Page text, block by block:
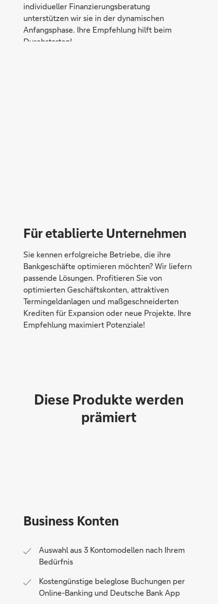
individueller Finanzierungsberatung
unterstützen wir sie in der dynamischen
Anfangsphase. Ihre Empfehlung hilft beim
Durchstarten!
Für etablierte Unternehmen
Sie kennen erfolgreiche Betriebe, die ihre
Bankgeschäfte optimieren möchten? Wir liefern
passende Lösungen. Profitieren Sie von
optimierten Geschäftskonten, attraktiven
Termingeldanlagen und maßgeschneiderten
Krediten für Expansion oder neue Projekte. Ihre
Empfehlung maximiert Potenziale!
Diese Produkte werden
prämiert
Business Konten
Auswahl aus 3 Kontomodellen nach Ihrem
Bedürfnis
Kostengünstige beleglose Buchungen per
Online-Banking und Deutsche Bank App